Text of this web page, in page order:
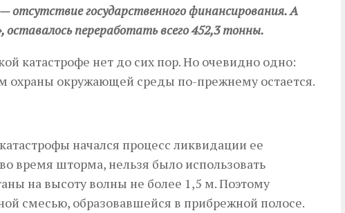
отсутствие государственного финансирования. А
переработать всего 452,3 тонны.
катастрофе нет до сих пор. Но очевидно одно:
охраны окружающей среды по-прежнему остается.
начался процесс ликвидации ее
время шторма, нельзя было использовать
на высоту волны не более 1,5 м. Поэтому
смесью, образовавшейся в прибрежной полосе.